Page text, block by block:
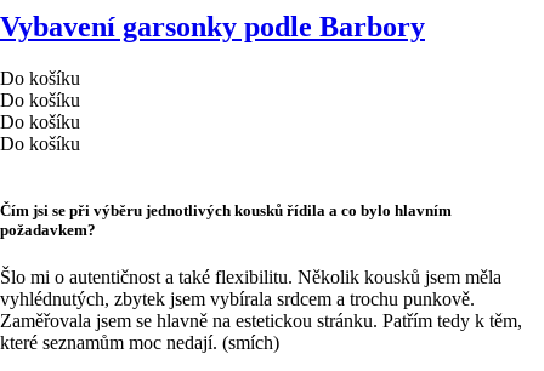
Vybavení garsonky podle Barbory
Do košíku
Do košíku
Do košíku
Do košíku
Čím jsi se při výběru jednotlivých kousků řídila a co bylo hlavním
požadavkem?
Šlo mi o autentičnost a také flexibilitu. Několik kousků jsem měla
vyhlédnutých, zbytek jsem vybírala srdcem a trochu punkově.
Zaměřovala jsem se hlavně na estetickou stránku. Patřím tedy k těm,
které seznamům moc nedají. (smích)